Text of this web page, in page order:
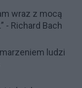
wraz z mocą
- Richard Bach
ludzi